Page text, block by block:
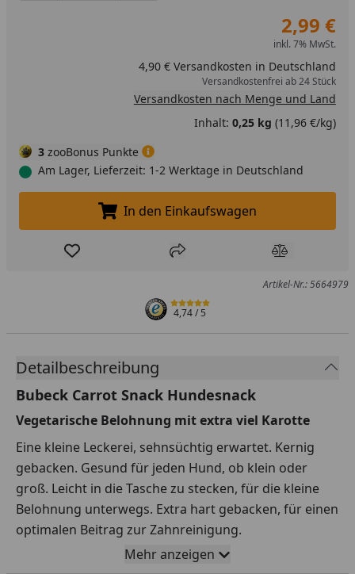
2,99 €
inkl. 7% MwSt.
4,90 € Versandkosten in Deutschland
Versandkostenfrei ab 24 Stück
Versandkosten nach Menge und Land
Inhalt: 0,25 kg (11,96 €/kg)
3 zooBonus Punkte
Am Lager, Lieferzeit: 1-2 Werktage in Deutschland
In den Einkaufswagen legen
In den Einkaufswagen
Produkt zur Wunschliste hinzufügen
Teilen Produkt
Artikel-Nr.: 5664979
4,74/ 5
Detailbeschreibung
Bubeck Carrot Snack Hundesnack
Vegetarische Belohnung mit extra viel Karotte
Eine kleine Leckerei, sehnsüchtig erwartet. Kernig
gebacken. Gesund für jeden Hund, ob klein oder
groß. Leicht in die Tasche zu stecken, für die kleine
Belohnung unterwegs. Extra hart gebacken, für einen
optimalen Beitrag zur Zahnreinigung.
Schützen das Zahnfleisch
Mehr anzeigen